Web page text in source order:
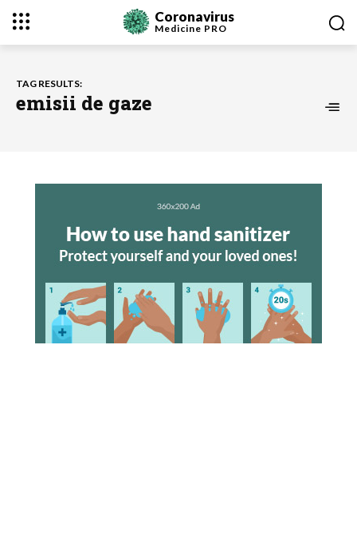
Coronavirus
Medicine PRO
TAG RESULTS:
emisii de gaze